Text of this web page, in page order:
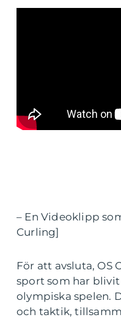
– En Videoklipp
Curling]
För att avsluta, OS
sport som har
olympiska spelen.
och taktik,